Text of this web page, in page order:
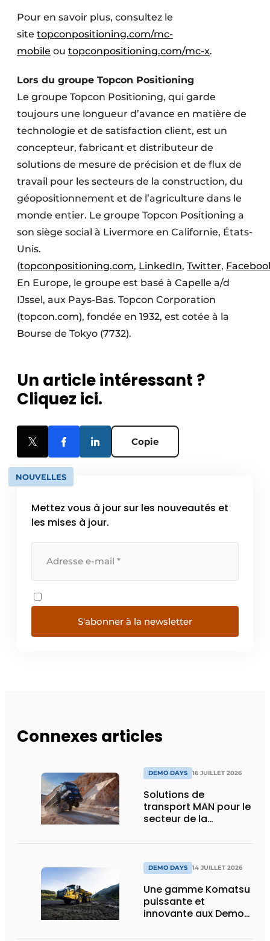
Pour en savoir plus, consultez le
site topconpositioning.com/mc-
mobile ou topconpositioning.com/mc-x.
Lors du groupe Topcon Positioning
Le groupe Topcon Positioning, qui garde
toujours une longueur d’avance en matière de
technologie et de satisfaction client, est un
concepteur, fabricant et distributeur de
solutions de mesure de précision et de flux de
travail pour les secteurs de la construction, du
géopositionnement et de l’agriculture dans le
monde entier. Le groupe Topcon Positioning a
son siège social à Livermore en Californie, États-
Unis.
(topconpositioning.com, LinkedIn, Twitter,
En Europe, le groupe est basé à Capelle a/d
IJssel, aux Pays-Bas. Topcon Corporation
(topcon.com), fondée en 1932, est cotée à la
Bourse de Tokyo (7732).
Un article intéressant ?
Cliquez ici.
Copie
NOUVELLES
Mettez vous à jour sur les nouveautés et
les mises à jour.
S'abonner à la newsletter
Connexes articles
DEMO DAYS 16 JUILLET 2026
Solutions de
transport MAN pour le
secteur de la
DEMO DAYS 14 JUILLET 2026
Une gamme Komatsu
puissante et
innovante aux Demo